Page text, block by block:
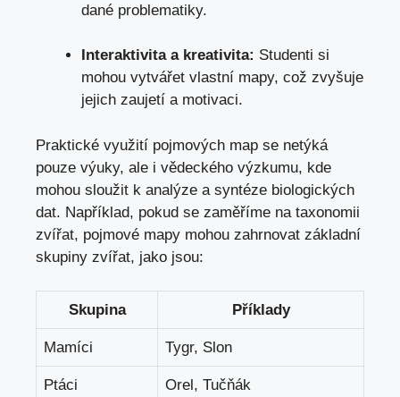
dané problematiky.
Interaktivita a kreativita: Studenti si
mohou vytvářet vlastní mapy, což zvyšuje
jejich zaujetí a motivaci.
Praktické využití pojmových map se netýká
pouze výuky, ale i vědeckého výzkumu, kde
mohou sloužit k analýze a syntéze biologických
dat. Například, pokud se zaměříme na taxonomii
zvířat, pojmové mapy mohou zahrnovat základní
skupiny zvířat, jako jsou:
Skupina Příklady
Mamíci Tygr, Slon
Ptáci Orel, Tučňák